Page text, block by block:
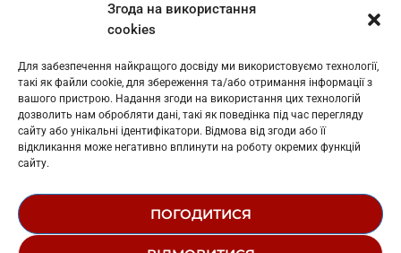
Згода на використання
cookies
Для забезпечення найкращого досвіду ми використовуємо технології,
такі як файли cookie, для збереження та/або отримання інформації з
вашого пристрою. Надання згоди на використання цих технологій
дозволить нам обробляти дані, такі як поведінка під час перегляду
сайту або унікальні ідентифікатори. Відмова від згоди або її
відкликання може негативно вплинути на роботу окремих функцій
сайту.
ПОГОДИТИСЯ
: L11-01410
: L11-01801
Косів: L11-01805
Гарасимів: L11-02274
© 1995-2026 РК «ЗАХІДНИЙ ПОЛЮС»